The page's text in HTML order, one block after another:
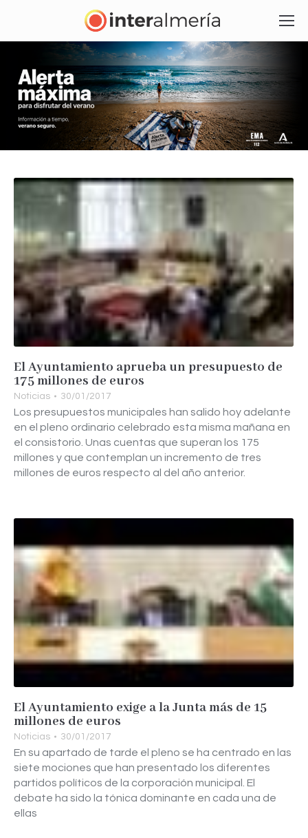
El Ayuntamiento aprueba un presupuesto de
175 millones de euros
Noticias 30/01/2017
Los presupuestos municipales han salido hoy adelante
en el pleno ordinario celebrado esta misma mañana en
el consistorio. Unas cuentas que superan los 175
millones y que contemplan un incremento de tres
millones de euros respecto al del año anterior.
El Ayuntamiento exige a la Junta más de 15
millones de euros
Noticias 30/01/2017
En su apartado de tarde el pleno se ha centrado en las
siete mociones que han presentado los diferentes
partidos políticos de la corporación municipal. El
debate ha sido la tónica dominante en cada una de
ellas